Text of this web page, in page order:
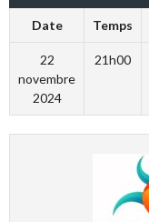
Date Temps
22
novembre
2024
21h00